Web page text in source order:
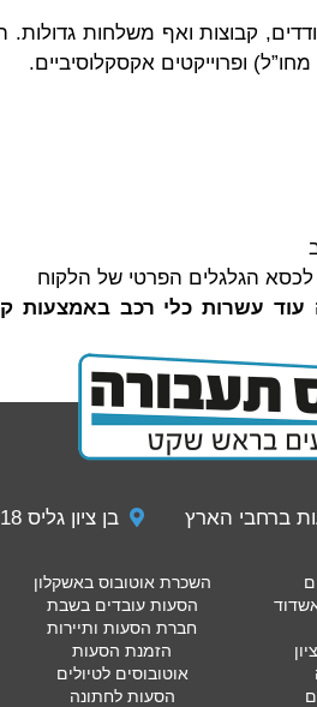
קבוצות ואף משלחות גדולות.
ופרוייקטים אקסקלוסיביים.
הגלגלים הפרטי של הלקוח
עשרות כלי רכב באמצעות
ברחבי הארץ בן ציון גליס 18 פתח תקווה
השכרת אוטובוס באשקלון
הסעות עובדים בשבת
חברת הסעות ותיירות
הזמנת הסעות
אוטובוסים לטיולים
הסעות לחתונה